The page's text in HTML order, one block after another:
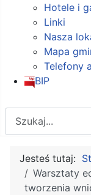
Hotele i
Linki
Nasza
Mapa
Telefony
BIP
Jesteś tutaj:
Warsztaty
tworzenia